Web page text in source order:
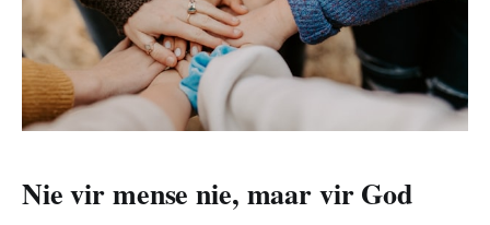
Nie vir mense nie, maar vir God